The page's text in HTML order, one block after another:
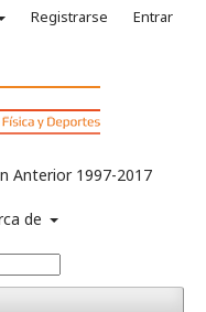
Anterior 1997-2017
de
Registrarse Entrar